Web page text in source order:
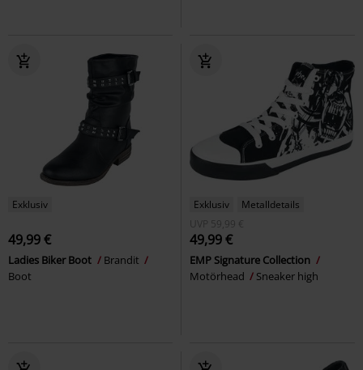
Exklusiv
49,99 €
Ladies Biker Boot
Brandit
Boot
Exklusiv
Metalldetails
UVP
59,99 €
49,99 €
EMP Signature Collection
Motörhead
Sneaker high